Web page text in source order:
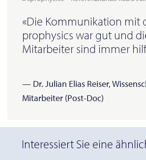
«Die Kommunikation mit
prophysics war gut und
Mitarbeiter sind immer
— Dr. Julian Elias Reiser,
Mitarbeiter (Post-Doc)
Interessiert Sie eine